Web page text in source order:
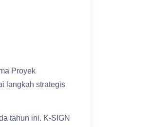
Proyek
langkah strategis
tahun ini. K-SIGN